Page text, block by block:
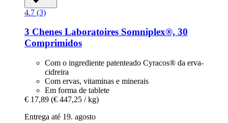
4.7 (3)
3 Chenes Laboratoires Somniplex®, 30
Comprimidos
Com o ingrediente patenteado Cyracos® da erva-
cidreira
Com ervas, vitaminas e minerais
Em forma de tablete
€ 17,89 (€ 447,25 / kg)
Entrega até 19. agosto